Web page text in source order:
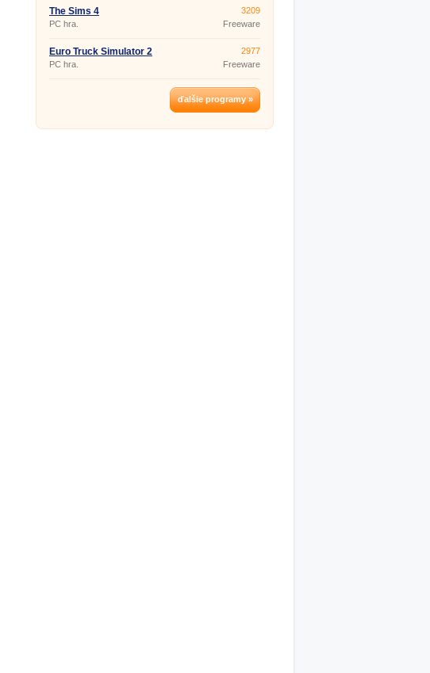
svojho počiatku sa hra neustále
vyvíja a nemá koniec, vždy v nej
môžete pokračovať. Túto hru
multiplayer. O popularite tejto hry
svedčí aj fak
The Sims 4
PC hra.
3209
Freeware
Euro Truck Simulator 2
PC hra.
2977
Freeware
ďalšie programy »